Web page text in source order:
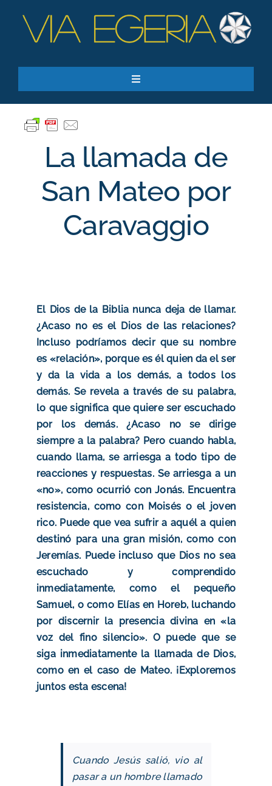
content
Toggle
Recursos
Quiero apoyar
Suscríbase a nuestro boletín
La llamada de
San Mateo por
Caravaggio
El Dios de la Biblia nunca deja de llamar.
¿Acaso no es el Dios de las relaciones?
Incluso podríamos decir que su nombre
es «relación», porque es él quien da el ser
y da la vida a los demás, a todos los
demás. Se revela a través de su palabra,
lo que significa que quiere ser escuchado
por los demás. ¿Acaso no se dirige
siempre a la palabra? Pero cuando habla,
cuando llama, se arriesga a todo tipo de
reacciones y respuestas. Se arriesga a un
«no», como ocurrió con Jonás. Encuentra
resistencia, como con Moisés o el joven
rico. Puede que vea sufrir a aquél a quien
destinó para una gran misión, como con
Jeremías. Puede incluso que Dios no sea
escuchado y comprendido
inmediatamente, como el pequeño
Samuel, o como Elías en Horeb, luchando
por discernir la presencia divina en «la
voz del fino silencio». O puede que se
siga inmediatamente la llamada de Dios,
como en el caso de Mateo. ¡Exploremos
juntos esta escena!
Cuando Jesús salió, vio al
pasar a un hombre llamado